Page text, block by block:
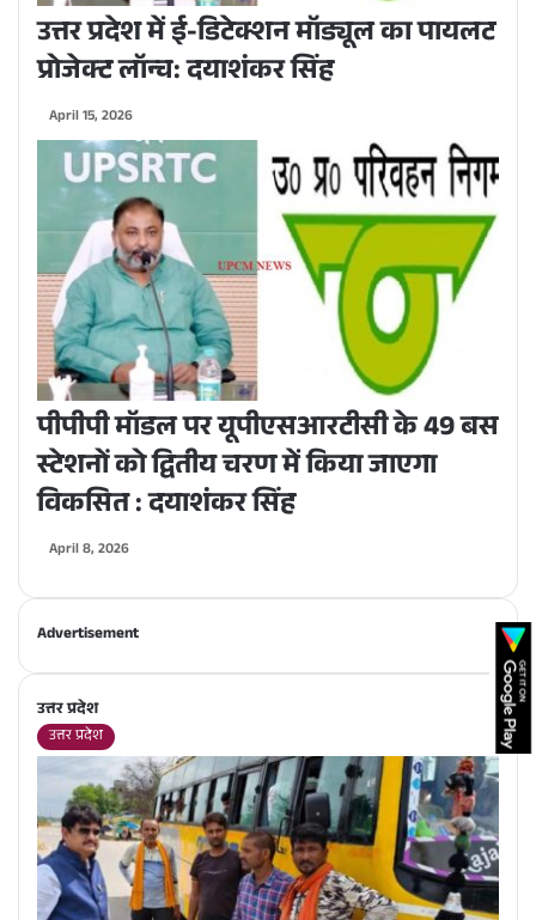
उत्तर प्रदेश में ई-डिटेक्शन मॉड्यूल का पायलट
प्रोजेक्ट लॉन्च: दयाशंकर सिंह
April 15, 2026
पीपीपी मॉडल पर यूपीएसआरटीसी के 49 बस
स्टेशनों को द्वितीय चरण में किया जाएगा
विकसित : दयाशंकर सिंह
April 8, 2026
Advertisement
उत्तर प्रदेश
उत्तर प्रदेश